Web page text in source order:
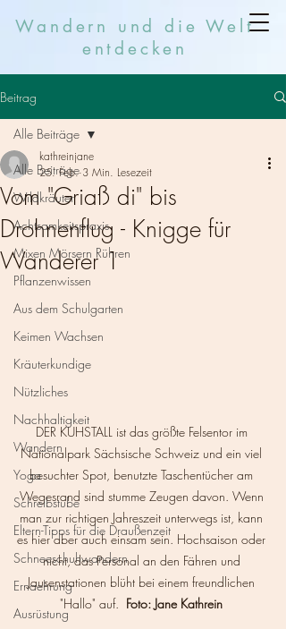
Wandern und die Welt
entdecken
Beitrag
Alle Beiträge
Wildkräuter
Achtsamkeitspraxis
Mixen Mörsern Rühren
Pflanzenwissen
Aus dem Schulgarten
Keimen Wachsen
Kräuterkundige
Nützliches
Nachhaltigkeit
Wandern
Yoga
Schreibstube
Eltern-Tipps für die Draußenzeit
Schneeschuhwandern
Ernaehrung
Ausrüstung
Alle Beiträge
Vom "Griaß di" bis
Drohnenflug - Knigge für
Wanderer 1
kathreinjane
25. Feb. 3 Min. Lesezeit
DER KUHSTALL ist das größte Felsentor im
Nationalpark Sächsische Schweiz und ein viel
besuchter Spot, benutzte Taschentücher am
Wegesrand sind stumme Zeugen davon. Wenn
man zur richtigen Jahreszeit unterwegs ist, kann
es hier aber auch einsam sein. Hochsaison oder
nicht, das Personal an den Fähren und
Jausenstationen blüht bei einem freundlichen
"Hallo" auf. Foto: Jane Kathrein